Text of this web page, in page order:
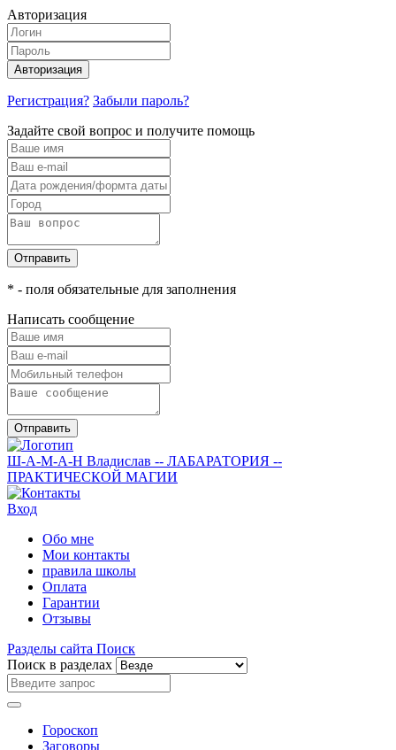
Авторизация
Авторизация
Регистрация? Забыли пароль?
Задайте свой вопрос и получите помощь
Отправить
* - поля обязательные для заполнения
Написать сообщение
Отправить
Ш-А-М-А-Н Владислав -- ЛАБАРАТОРИЯ --
ПРАКТИЧЕСКОЙ МАГИИ
Вход
Обо мне
Мои контакты
правила школы
Оплата
Гарантии
Отзывы
Разделы сайта Поиск
Поиск в разделах
Гороскоп
Заговоры